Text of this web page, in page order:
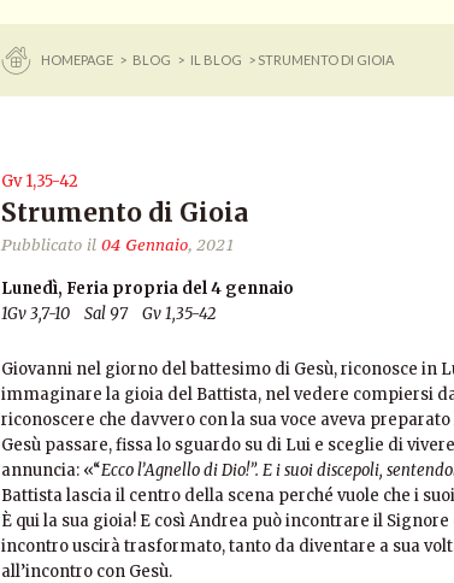
HOMEPAGE > BLOG > IL BLOG > STRUMENTO DI GIOIA
Gv 1,35-42
Strumento di Gioia
Pubblicato il 04 Gennaio, 2021
Lunedì, Feria propria del 4 gennaio
1Gv 3,7-10 Sal 97 Gv 1,35-42
Giovanni nel giorno del battesimo di Gesù, riconosce in
immaginare la gioia del Battista, nel vedere compiersi
riconoscere che davvero con la sua voce aveva
Gesù passare, fissa lo sguardo su di Lui e sceglie di
annuncia: «“Ecco l’Agnello di Dio!”. E i suoi discepoli,
Battista lascia il centro della scena perché vuole che i
È qui la sua gioia! E così Andrea può incontrare il
incontro uscirà trasformato, tanto da diventare a sua
all’incontro con Gesù.